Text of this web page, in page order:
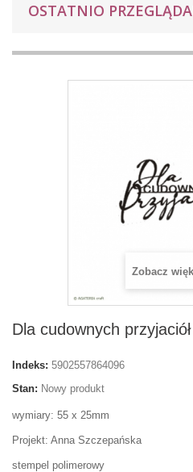
OSTATNIO
Zobacz
Dla cudownych przyjaciół
Indeks: 5902557864096
Stan: Nowy produkt
wymiary: 55 x 25mm
Projekt: Anna Szczepańska
stempel polimerowy